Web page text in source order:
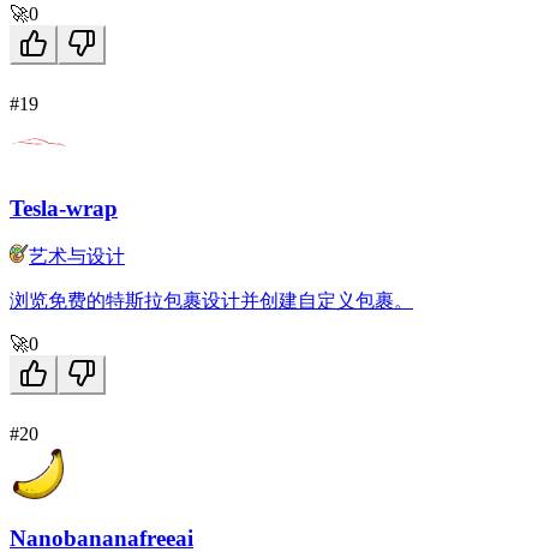
🚀0
#19
Tesla-wrap
艺术与设计
浏览免费的特斯拉包裹设计并创建自定义包裹。
🚀0
#20
Nanobananafreeai